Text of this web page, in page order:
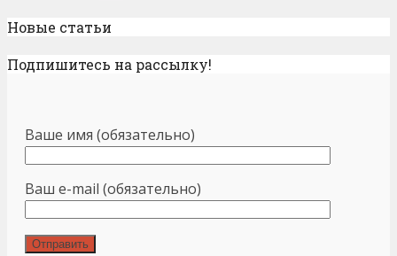
Новые статьи
Подпишитесь на рассылку!
Ваше имя (обязательно)
Ваш e-mail (обязательно)